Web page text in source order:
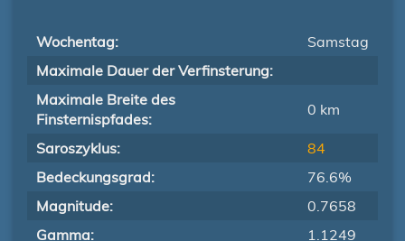
Wochentag:
Samstag
Maximale Dauer der Verfinsterung:
Maximale Breite des
Finsternispfades:
0 km
Saroszyklus:
84
Bedeckungsgrad:
76.6%
Magnitude:
0.7658
Gamma:
1.1249